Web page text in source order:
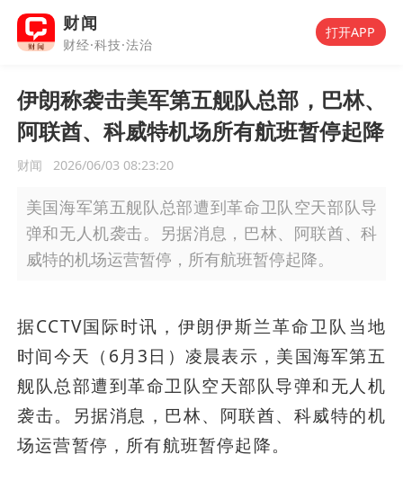
财闻
财经·科技·法治
打开APP
伊朗称袭击美军第五舰队总部，巴林、
阿联酋、科威特机场所有航班暂停起降
财闻 2026/06/03 08:23:20
美国海军第五舰队总部遭到革命卫队空天部队导
弹和无人机袭击。另据消息，巴林、阿联酋、科
威特的机场运营暂停，所有航班暂停起降。
据CCTV国际时讯，伊朗伊斯兰革命卫队当地
时间今天（6月3日）凌晨表示，美国海军第五
舰队总部遭到革命卫队空天部队导弹和无人机
袭击。另据消息，巴林、阿联酋、科威特的机
场运营暂停，所有航班暂停起降。